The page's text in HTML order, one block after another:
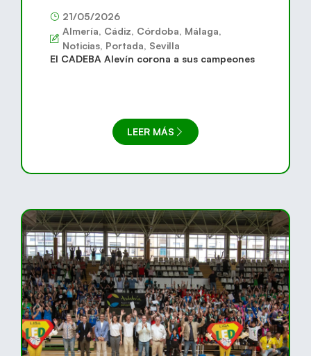
21/05/2026
Almería, Cádiz, Córdoba, Málaga,
Noticias, Portada, Sevilla
El CADEBA Alevín corona a sus campeones
LEER MÁS